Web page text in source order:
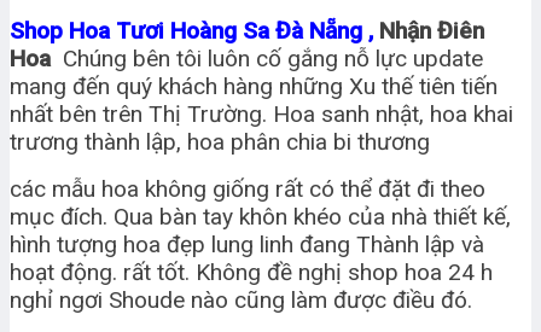
Shop Hoa Tươi Hoàng Sa Đà Nẵng , Nhận Điên
Hoa Chúng bên tôi luôn cố gắng nỗ lực update
mang đến quý khách hàng những Xu thế tiên tiến
nhất bên trên Thị Trường. Hoa sanh nhật, hoa khai
trương thành lập, hoa phân chia bi thương
các mẫu hoa không giống rất có thể đặt đi theo
mục đích. Qua bàn tay khôn khéo của nhà thiết kế,
hình tượng hoa đẹp lung linh đang Thành lập và
hoạt động. rất tốt. Không đề nghị shop hoa 24 h
nghỉ ngơi Shoude nào cũng làm được điều đó.